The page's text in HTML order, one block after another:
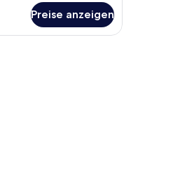
Preise anzeigen